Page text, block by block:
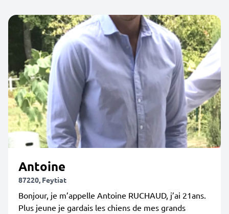
Antoine
87220, Feytiat
Bonjour, je m’appelle Antoine RUCHAUD, j’ai 21ans.
Plus jeune je gardais les chiens de mes grands